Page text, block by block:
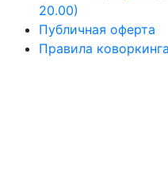
20.00)
Публичная оферта
Правила коворкинга